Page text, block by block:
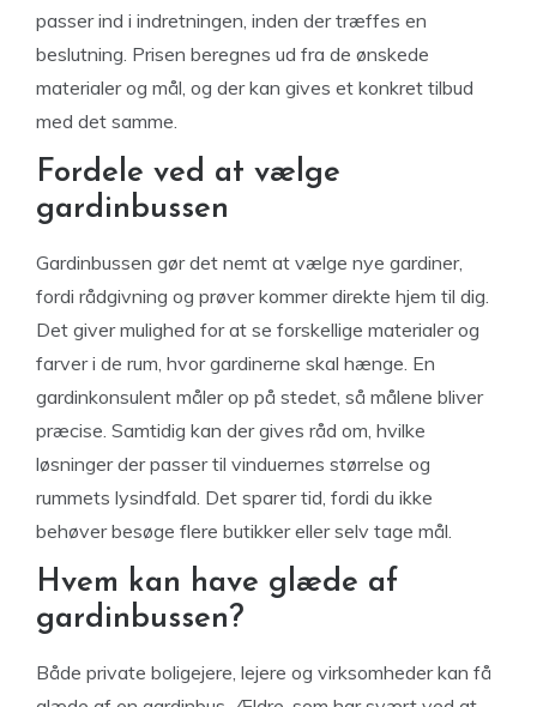
passer ind i indretningen, inden der træffes en
beslutning. Prisen beregnes ud fra de ønskede
materialer og mål, og der kan gives et konkret tilbud
med det samme.
Fordele ved at vælge
gardinbussen
Gardinbussen gør det nemt at vælge nye gardiner,
fordi rådgivning og prøver kommer direkte hjem til dig.
Det giver mulighed for at se forskellige materialer og
farver i de rum, hvor gardinerne skal hænge. En
gardinkonsulent måler op på stedet, så målene bliver
præcise. Samtidig kan der gives råd om, hvilke
løsninger der passer til vinduernes størrelse og
rummets lysindfald. Det sparer tid, fordi du ikke
behøver besøge flere butikker eller selv tage mål.
Hvem kan have glæde af
gardinbussen?
Både private boligejere, lejere og virksomheder kan få